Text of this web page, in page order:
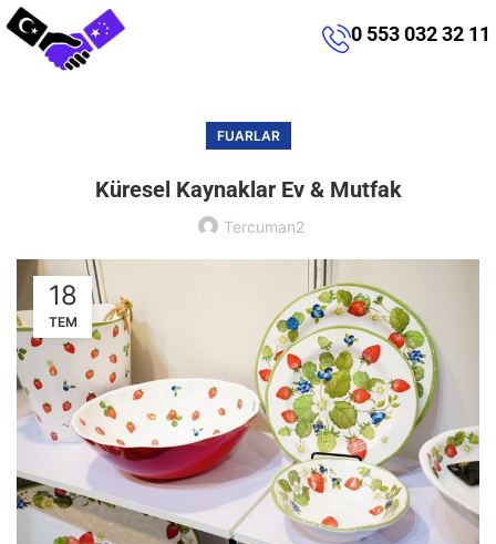
0 553 032 32 11
FUARLAR
Küresel Kaynaklar Ev & Mutfak
Tercuman2
18
TEM